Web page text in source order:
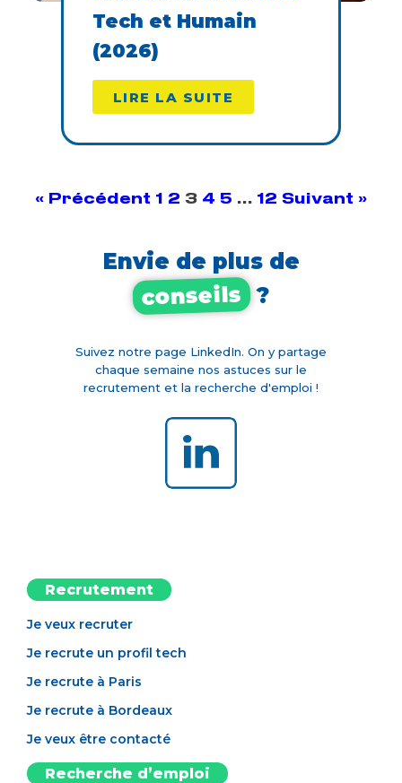
Tech et Humain
(2026)
LIRE LA SUITE
« Précédent 1 2 3 4 5 … 12 Suivant »
Envie de plus de
conseils ?
Suivez notre page LinkedIn. On y partage
chaque semaine nos astuces sur le
recrutement et la recherche d'emploi !
Recrutement
Je veux recruter
Je recrute un profil tech
Je recrute à Paris
Je recrute à Bordeaux
Je veux être contacté
Recherche d’emploi